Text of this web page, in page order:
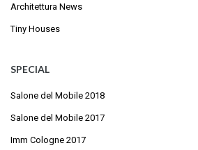
Architettura News
Tiny Houses
SPECIAL
Salone del Mobile 2018
Salone del Mobile 2017
Imm Cologne 2017